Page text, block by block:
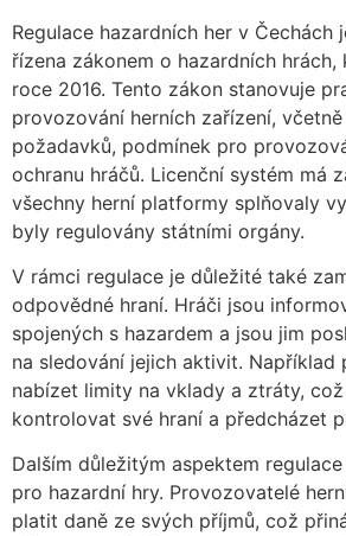
Regulace hazardních her v Čechách
řízena zákonem o hazardních
roce 2016. Tento zákon stanovuje
provozování herních zařízení,
požadavků, podmínek pro
ochranu hráčů. Licenční systém má
všechny herní platformy splňovaly
byly regulovány státními orgány.
V rámci regulace je důležité také
odpovědné hraní. Hráči jsou
spojených s hazardem a jsou jim
na sledování jejich aktivit. Například
nabízet limity na vklady a ztráty,
kontrolovat své hraní a předcházet
Dalším důležitým aspektem
pro hazardní hry. Provozovatelé
platit daně ze svých příjmů, což